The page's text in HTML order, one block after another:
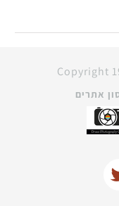
Twitter